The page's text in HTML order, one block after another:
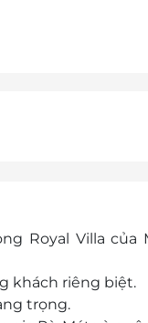
Royal Villa của
khách riêng biệt.
trọng.